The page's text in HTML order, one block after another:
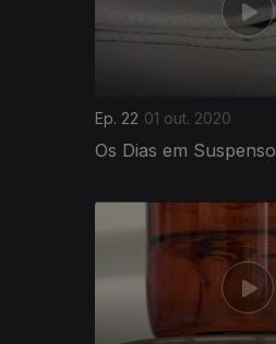
Ep. 22 01 out. 2020
Os Dias em Suspenso